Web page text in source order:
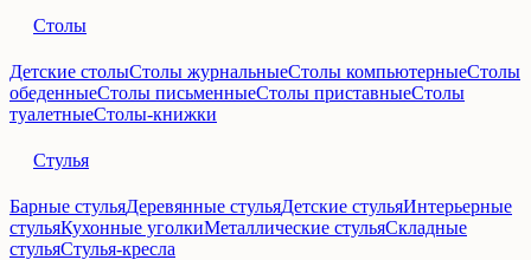
Столы
Детские столыСтолы журнальныеСтолы компьютерныеСтолы
обеденныеСтолы письменныеСтолы приставныеСтолы
туалетныеСтолы-книжки
Стулья
Барные стульяДеревянные стульяДетские стульяИнтерьерные
стульяКухонные уголкиМеталлические стульяСкладные
стульяСтулья-кресла